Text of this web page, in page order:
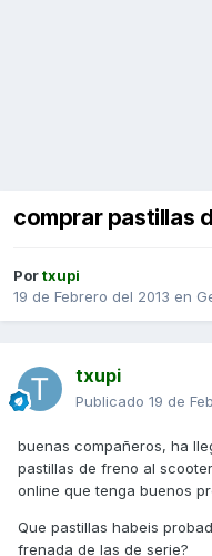
comprar pastillas
Portxupi
19 de Febrero del 2013 en
txupi
Publicado 19 de
buenas compañeros, ha
pastillas de freno al
online que tenga buenos
Que pastillas habeis
frenada de las de serie?